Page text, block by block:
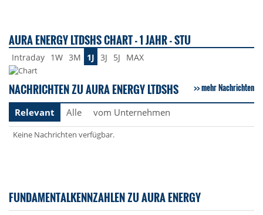
AURA ENERGY LTDSHS CHART - 1 JAHR - STU
Intraday 1W 3M 1J 3J 5J MAX
NACHRICHTEN ZU AURA ENERGY LTDSHS mehr Nachrichten
Relevant Alle vom Unternehmen
Keine Nachrichten verfügbar.
FUNDAMENTALKENNZAHLEN ZU AURA ENERGY